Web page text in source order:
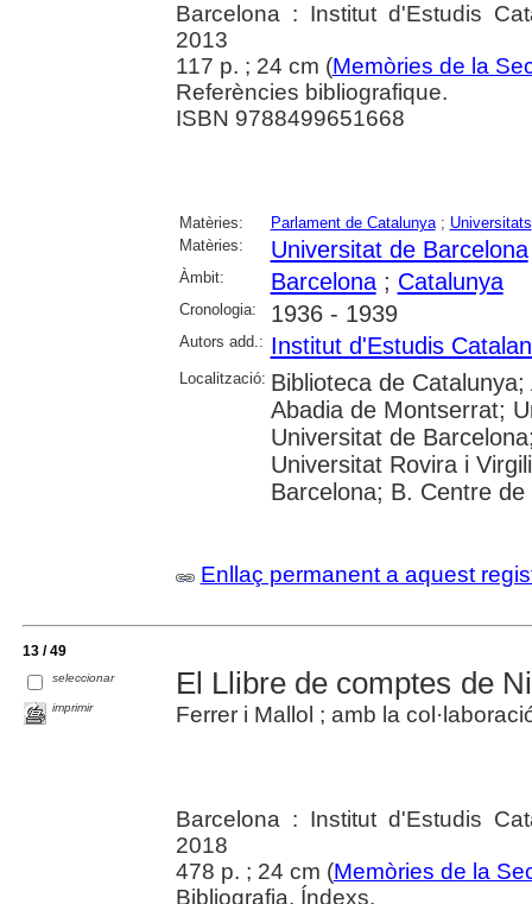
Barcelona : Institut d'Estudis
2013
117 p. ; 24 cm (Memòries de la
Referències bibliografique.
ISBN 9788499651668
Matèries: Parlament de Catalunya; Universitats
Matèries:
Universitat de Barcelona
Àmbit: Barcelona; Catalunya
Cronologia: 1936 - 1939
Autors add.: Institut d'Estudis
Localització: Biblioteca de
Abadia de Montserrat;
Universitat de
Universitat Rovira i
Barcelona; B. Centre
Enllaç permanent a aquest
13 / 49
seleccionar
imprimir
El Llibre de comptes de
Ferrer i Mallol ; amb la
Barcelona : Institut d'Estudis
2018
478 p. ; 24 cm (Memòries de la
Bibliografia. Índexs.